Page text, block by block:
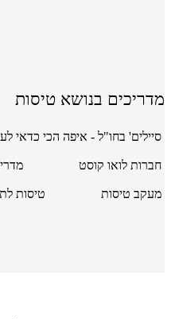
מדריכים בנושא טיסות
סיילים' בחו"ל - איפה הכי כדאי
חברות לואו קוסט
מעקב טיסות טיסות